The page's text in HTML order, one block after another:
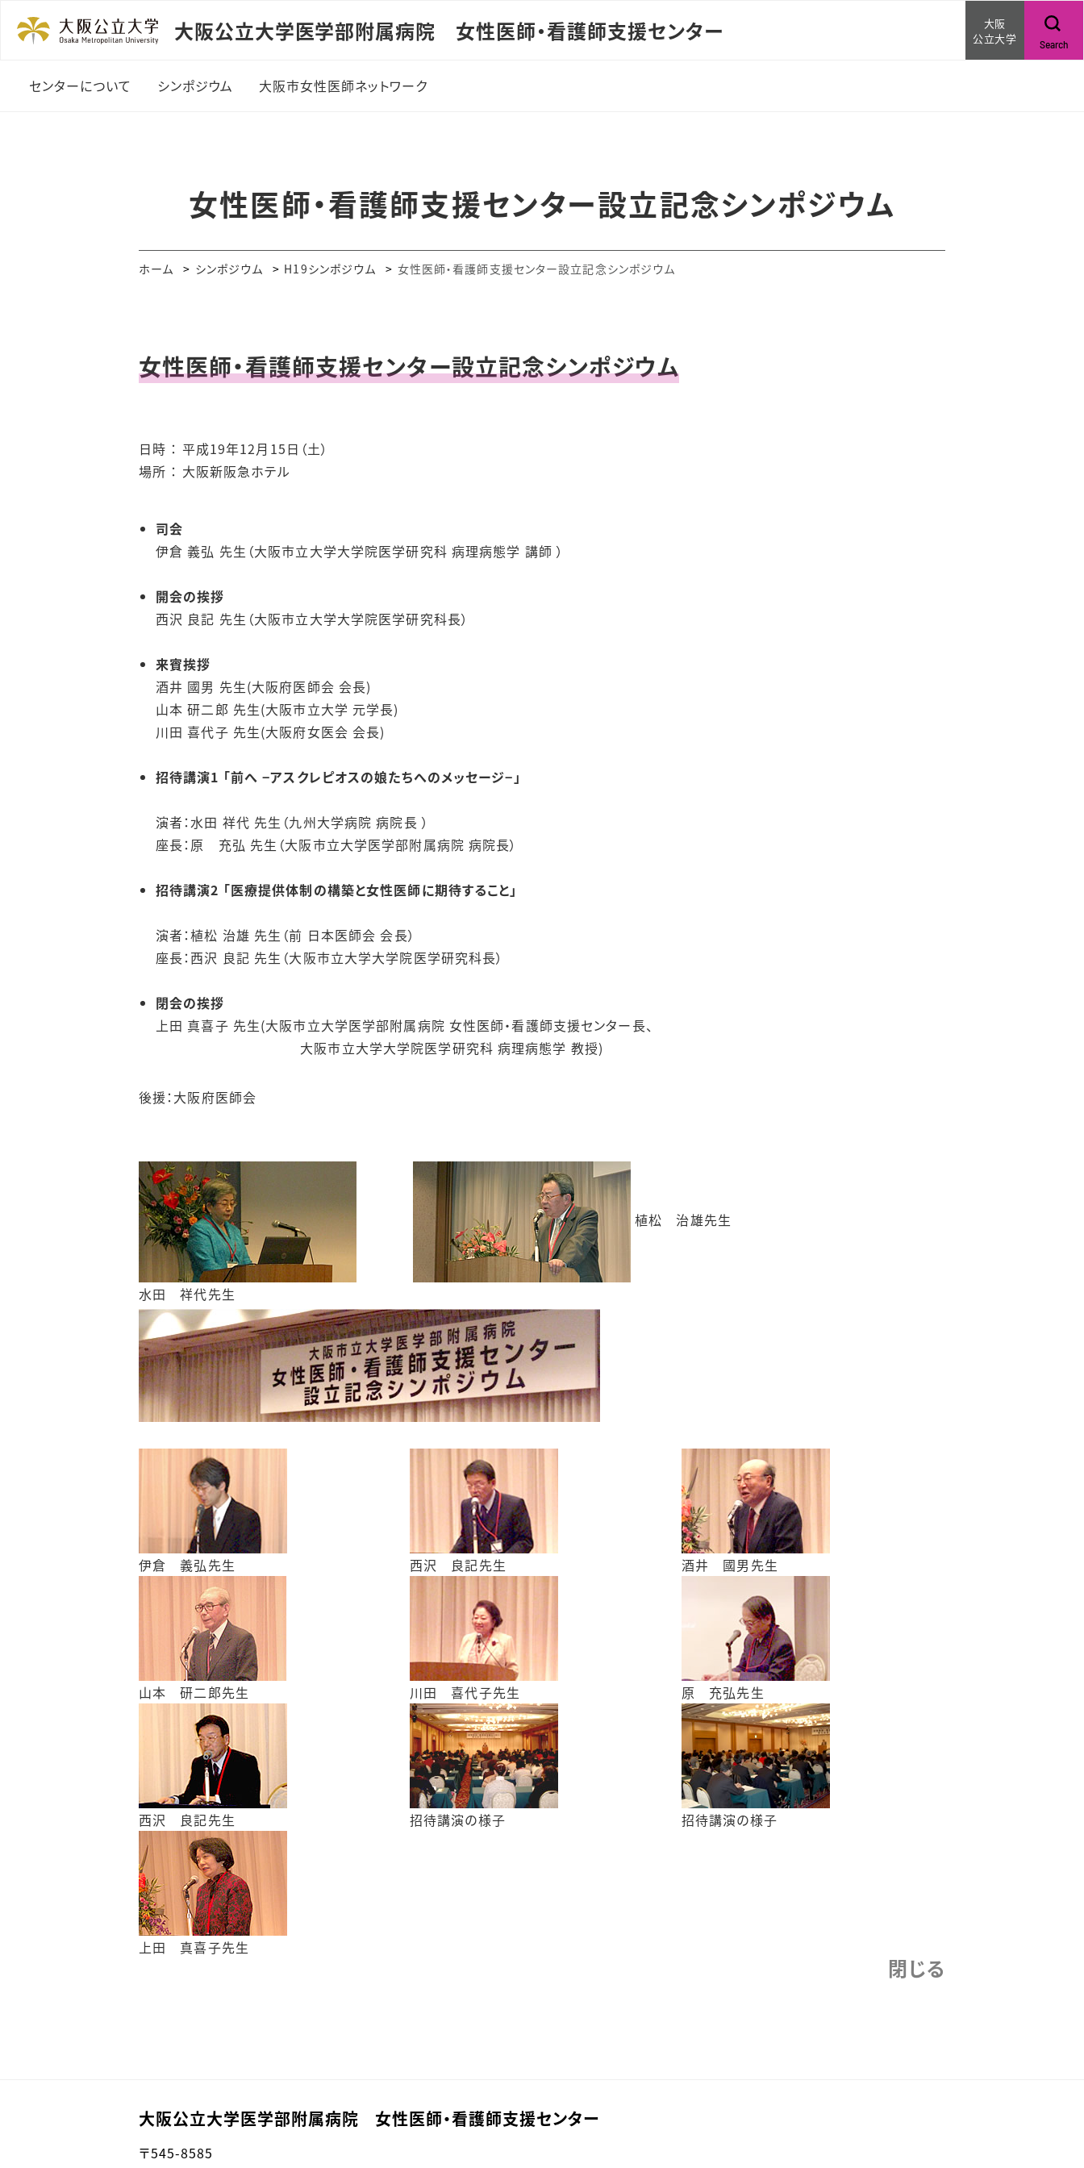
大阪公立大学医学部附属病院 女性医師・看護師支援センター
大阪
公立大学
Search
センターについて シンポジウム
平成２０年度開催のシン
ポジウム
平成１９年度開催のシン
ポジウム
大阪市女性医師ネットワーク
女性医師・看護師支援センター設立記念シンポジウム
ホーム シンポジウム H19シンポジウム 女性医師・看護師支援センター設立記念シンポジウム
女性医師・看護師支援センター設立記念シンポジウム
日時 ： 平成19年12月15日（土）
場所 ： 大阪新阪急ホテル
司会
伊倉 義弘 先生（大阪市立大学大学院医学研究科 病理病態学 講師 ）
開会の挨拶
西沢 良記 先生（大阪市立大学大学院医学研究科長）
来賓挨拶
酒井 國男 先生(大阪府医師会 会長)
山本 研二郎 先生(大阪市立大学 元学長)
川田 喜代子 先生(大阪府女医会 会長)
招待講演1 「前へ −アスクレピオスの娘たちへのメッセージ−」
演者：水田 祥代 先生（九州大学病院 病院長 ）
座長：原 充弘 先生（大阪市立大学医学部附属病院 病院長）
招待講演2 「医療提供体制の構築と女性医師に期待すること」
演者：植松 治雄 先生（前 日本医師会 会長）
座長：西沢 良記 先生（大阪市立大学大学院医学研究科長）
閉会の挨拶
上田 真喜子 先生(大阪市立大学医学部附属病院 女性医師・看護師支援センター長、
大阪市立大学大学院医学研究科 病理病態学 教授)
後援：大阪府医師会
水田 祥代先生
植松 治雄先生
伊倉 義弘先生 西沢 良記先生 酒井 國男先生
山本 研二郎先生 川田 喜代子先生 原 充弘先生
西沢 良記先生 招待講演の様子 招待講演の様子
上田 真喜子先生
閉じる
大阪公立大学医学部附属病院 女性医師・看護師支援センター
〒545-8585